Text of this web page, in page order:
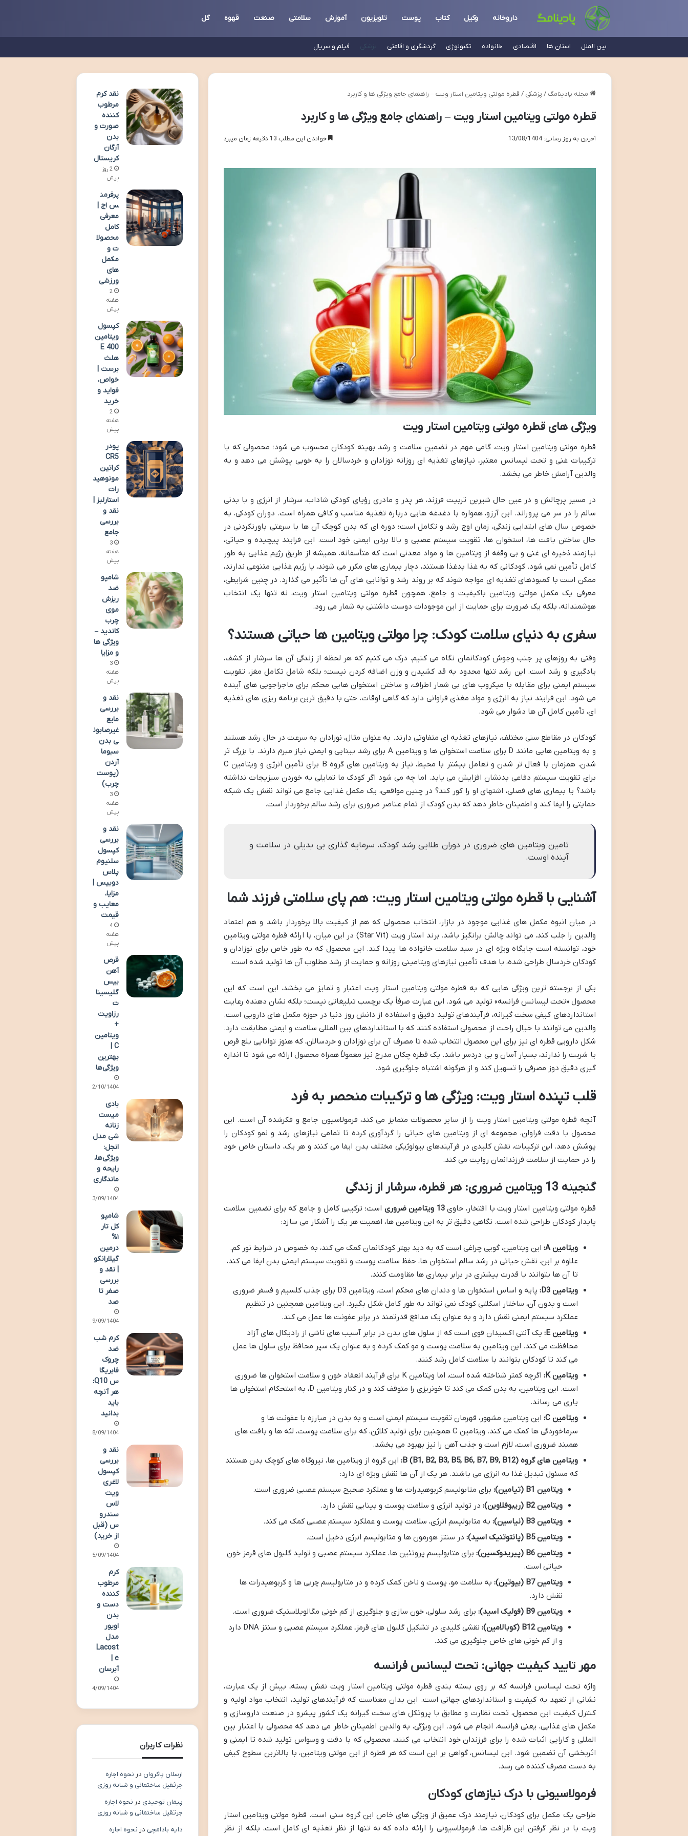
داروخانه وکیل کتاب پوست تلویزیون آموزش سلامتی صنعت قهوه گل
بین الملل استان ها اقتصادی خانواده تکنولوژی گردشگری و اقامتی پزشکی فیلم و سریال
مجله پادینامگ / پزشکی / قطره مولتی ویتامین استار ویت – راهنمای جامع ویژگی ها و کاربرد
قطره مولتی ویتامین استار ویت – راهنمای جامع ویژگی ها و کاربرد
آخرین به روز رسانی: 13/08/1404 خواندن این مطلب 13 دقیقه زمان میبرد
ویژگی های قطره مولتی ویتامین استار ویت
قطره مولتی ویتامین استار ویت، گامی مهم در تضمین سلامت و رشد بهینه کودکان محسوب می شود؛ محصولی که با
ترکیبات غنی و تحت لیسانس معتبر، نیازهای تغذیه ای روزانه نوزادان و خردسالان را به خوبی پوشش می دهد و به
والدین آرامش خاطر می بخشد.
در مسیر پرچالش و در عین حال شیرین تربیت فرزند، هر پدر و مادری رؤیای کودکی شاداب، سرشار از انرژی و با بدنی
سالم را در سر می پروراند. این آرزو، همواره با دغدغه هایی درباره تغذیه مناسب و کافی همراه است. دوران کودکی، به
خصوص سال های ابتدایی زندگی، زمان اوج رشد و تکامل است؛ دوره ای که بدن کوچک آن ها با سرعتی باورنکردنی در
حال ساختن بافت ها، استخوان ها، تقویت سیستم عصبی و بالا بردن ایمنی خود است. این فرایند پیچیده و حیاتی،
نیازمند ذخیره ای غنی و بی وقفه از ویتامین ها و مواد معدنی است که متأسفانه، همیشه از طریق رژیم غذایی به طور
کامل تأمین نمی شود. کودکانی که به غذا بدغذا هستند، دچار بیماری های مکرر می شوند، یا رژیم غذایی متنوعی ندارند،
ممکن است با کمبودهای تغذیه ای مواجه شوند که بر روند رشد و توانایی های آن ها تأثیر می گذارد. در چنین شرایطی،
معرفی یک مکمل مولتی ویتامین باکیفیت و جامع، همچون قطره مولتی ویتامین استار ویت، نه تنها یک انتخاب
هوشمندانه، بلکه یک ضرورت برای حمایت از این موجودات دوست داشتنی به شمار می رود.
سفری به دنیای سلامت کودک: چرا مولتی ویتامین ها حیاتی هستند؟
وقتی به روزهای پر جنب وجوش کودکانمان نگاه می کنیم، درک می کنیم که هر لحظه از زندگی آن ها سرشار از کشف،
یادگیری و رشد است. این رشد تنها محدود به قد کشیدن و وزن اضافه کردن نیست؛ بلکه شامل تکامل مغز، تقویت
سیستم ایمنی برای مقابله با میکروب های بی شمار اطراف، و ساختن استخوان هایی محکم برای ماجراجویی های آینده
می شود. این فرایند نیاز به انرژی و مواد مغذی فراوانی دارد که گاهی اوقات، حتی با دقیق ترین برنامه ریزی های تغذیه
ای، تأمین کامل آن ها دشوار می شود.
کودکان در مقاطع سنی مختلف، نیازهای تغذیه ای متفاوتی دارند. به عنوان مثال، نوزادان به سرعت در حال رشد هستند
و به ویتامین هایی مانند D برای سلامت استخوان ها و ویتامین A برای رشد بینایی و ایمنی نیاز مبرم دارند. با بزرگ تر
شدن، همزمان با فعال تر شدن و تعامل بیشتر با محیط، نیاز به ویتامین های گروه B برای تأمین انرژی و ویتامین C
برای تقویت سیستم دفاعی بدنشان افزایش می یابد. اما چه می شود اگر کودک ما تمایلی به خوردن سبزیجات نداشته
باشد؟ یا بیماری های فصلی، اشتهای او را کور کند؟ در چنین مواقعی، یک مکمل غذایی جامع می تواند نقش یک شبکه
حمایتی را ایفا کند و اطمینان خاطر دهد که بدن کودک از تمام عناصر ضروری برای رشد سالم برخوردار است.
تامین ویتامین های ضروری در دوران طلایی رشد کودک، سرمایه گذاری بی بدیلی در سلامت و
آینده اوست.
آشنایی با قطره مولتی ویتامین استار ویت: هم پای سلامتی فرزند شما
در میان انبوه مکمل های غذایی موجود در بازار، انتخاب محصولی که هم از کیفیت بالا برخوردار باشد و هم اعتماد
والدین را جلب کند، می تواند چالش برانگیز باشد. برند استار ویت (Star Vit) در این میان، با ارائه قطره مولتی ویتامین
خود، توانسته است جایگاه ویژه ای در سبد سلامت خانواده ها پیدا کند. این محصول که به طور خاص برای نوزادان و
کودکان خردسال طراحی شده، با هدف تأمین نیازهای ویتامینی روزانه و حمایت از رشد مطلوب آن ها تولید شده است.
یکی از برجسته ترین ویژگی هایی که به قطره مولتی ویتامین استار ویت اعتبار و تمایز می بخشد، این است که این
محصول «تحت لیسانس فرانسه» تولید می شود. این عبارت صرفاً یک برچسب تبلیغاتی نیست؛ بلکه نشان دهنده رعایت
استانداردهای کیفی سخت گیرانه، فرآیندهای تولید دقیق و استفاده از دانش روز دنیا در حوزه مکمل های دارویی است.
والدین می توانند با خیال راحت از محصولی استفاده کنند که با استانداردهای بین المللی سلامت و ایمنی مطابقت دارد.
شکل دارویی قطره ای نیز برای این محصول انتخاب شده تا مصرف آن برای نوزادان و خردسالان، که هنوز توانایی بلع قرص
یا شربت را ندارند، بسیار آسان و بی دردسر باشد. یک قطره چکان مدرج نیز معمولاً همراه محصول ارائه می شود تا اندازه
گیری دقیق دوز مصرفی را تسهیل کند و از هرگونه اشتباه جلوگیری شود.
قلب تپنده استار ویت: ویژگی ها و ترکیبات منحصر به فرد
آنچه قطره مولتی ویتامین استار ویت را از سایر محصولات متمایز می کند، فرمولاسیون جامع و فکرشده آن است. این
محصول با دقت فراوان، مجموعه ای از ویتامین های حیاتی را گردآوری کرده تا تمامی نیازهای رشد و نمو کودکان را
پوشش دهد. این ترکیبات، نقش کلیدی در فرآیندهای بیولوژیکی مختلف بدن ایفا می کنند و هر یک، داستان خاص خود
را در حمایت از سلامت فرزندانمان روایت می کند.
گنجینه 13 ویتامین ضروری: هر قطره، سرشار از زندگی
قطره مولتی ویتامین استار ویت با افتخار، حاوی13 ویتامین ضروری
است؛ ترکیبی کامل و جامع که برای تضمین سلامت
پایدار کودکان طراحی شده است. نگاهی دقیق تر به این ویتامین ها، اهمیت هر یک را آشکار می سازد:
ویتامین A:
این ویتامین، گویی چراغی است که به دید بهتر کودکانمان کمک می کند، به خصوص در شرایط نور کم.
علاوه بر این، نقش حیاتی در رشد سالم استخوان ها، حفظ سلامت پوست و تقویت سیستم ایمنی بدن ایفا می کند،
تا آن ها بتوانند با قدرت بیشتری در برابر بیماری ها مقاومت کنند.
ویتامین D3:
پایه و اساس استخوان ها و دندان های محکم است. ویتامین D3 برای جذب کلسیم و فسفر ضروری
است و بدون آن، ساختار اسکلتی کودک نمی تواند به طور کامل شکل بگیرد. این ویتامین همچنین در تنظیم
عملکرد سیستم ایمنی نقش دارد و به عنوان یک مدافع قدرتمند در برابر عفونت ها عمل می کند.
ویتامین E:
یک آنتی اکسیدان قوی است که از سلول های بدن در برابر آسیب های ناشی از رادیکال های آزاد
محافظت می کند. این ویتامین به سلامت پوست و مو کمک کرده و به عنوان یک سپر محافظ برای سلول ها عمل
می کند تا کودکان بتوانند با سلامت کامل رشد کنند.
ویتامین K:
اگرچه کمتر شناخته شده است، اما ویتامین K برای فرآیند انعقاد خون و سلامت استخوان ها ضروری
است. این ویتامین، به بدن کمک می کند تا خونریزی را متوقف کند و در کنار ویتامین D، به استحکام استخوان ها
یاری می رساند.
ویتامین C:
این ویتامین مشهور، قهرمان تقویت سیستم ایمنی است و به بدن در مبارزه با عفونت ها و
سرماخوردگی ها کمک می کند. ویتامین C همچنین برای تولید کلاژن، که برای سلامت پوست، لثه ها و بافت های
همبند ضروری است، لازم است و جذب آهن را نیز بهبود می بخشد.
ویتامین های گروه B (B1, B2, B3, B5, B6, B7, B9, B12):
این گروه از ویتامین ها، نیروگاه های کوچک بدن هستند
که مسئول تبدیل غذا به انرژی می باشند. هر یک از آن ها نقش ویژه ای دارد:
ویتامین B1 (تیامین):
برای متابولیسم کربوهیدرات ها و عملکرد صحیح سیستم عصبی ضروری است.
ویتامین B2 (ریبوفلاوین):
در تولید انرژی و سلامت پوست و بینایی نقش دارد.
ویتامین B3 (نیاسین):
به متابولیسم انرژی، سلامت پوست و عملکرد سیستم عصبی کمک می کند.
ویتامین B5 (پانتوتنیک اسید):
در سنتز هورمون ها و متابولیسم انرژی دخیل است.
ویتامین B6 (پیریدوکسین):
برای متابولیسم پروتئین ها، عملکرد سیستم عصبی و تولید گلبول های قرمز خون
حیاتی است.
ویتامین B7 (بیوتین):
به سلامت مو، پوست و ناخن کمک کرده و در متابولیسم چربی ها و کربوهیدرات ها
نقش دارد.
ویتامین B9 (فولیک اسید):
برای رشد سلولی، خون سازی و جلوگیری از کم خونی مگالوبلاستیک ضروری است.
ویتامین B12 (کوبالامین):
نقشی کلیدی در تشکیل گلبول های قرمز، عملکرد سیستم عصبی و سنتز DNA دارد
و از کم خونی های خاص جلوگیری می کند.
مهر تایید کیفیت جهانی: تحت لیسانس فرانسه
واژه تحت لیسانس فرانسه که بر روی بسته بندی قطره مولتی ویتامین استار ویت نقش بسته، بیش از یک عبارت،
نشانی از تعهد به کیفیت و استانداردهای جهانی است. این بدان معناست که فرآیندهای تولید، انتخاب مواد اولیه و
کنترل کیفیت این محصول، تحت نظارت و مطابق با پروتکل های سخت گیرانه یک کشور پیشرو در صنعت داروسازی و
مکمل های غذایی، یعنی فرانسه، انجام می شود. این ویژگی، به والدین اطمینان خاطر می دهد که محصولی با اعتبار بین
المللی و کارایی اثبات شده را برای فرزندان خود انتخاب می کنند، محصولی که با دقت و وسواس تولید شده تا ایمنی و
اثربخشی آن تضمین شود. این لیسانس، گواهی بر این است که هر قطره از این مولتی ویتامین، با بالاترین سطوح کیفی
به دست مصرف کننده می رسد.
فرمولاسیونی با درک نیازهای کودکان
طراحی یک مکمل برای کودکان، نیازمند درک عمیق از ویژگی های خاص این گروه سنی است. قطره مولتی ویتامین استار
ویت با در نظر گرفتن این ظرافت ها، فرمولاسیونی را ارائه داده که نه تنها از نظر تغذیه ای کامل است، بلکه از نظر
نقد کرم
مرطوب
کننده
صورت و
بدن
آرگان
کریستال
2 روز
پیش
پرفرمن
س اج |
معرفی
کامل
محصولا
ت و
مکمل
های
ورزشی
2
هفته
پیش
کپسول
ویتامین
E 400
هلث
برست |
خواص،
فواید و
خرید
2
هفته
پیش
پودر
CR5
کراتین
مونوهید
رات
استارلبز |
نقد و
بررسی
جامع
3
هفته
پیش
شامپو
ضد
ریزش
موی
چرب
کاندید –
ویژگی ها
و مزایا
3
هفته
پیش
نقد و
بررسی
مایع
غیرصابون
ی بدن
سبوما
آردن
(پوست
چرب)
3
هفته
پیش
نقد و
بررسی
کپسول
سلنیوم
پلاس
دوبیس |
مزایا،
معایب و
قیمت
4
هفته
پیش
قرص
آهن
بیس
گلیسینا
ت
رزاویت
+
ویتامین
C |
بهترین
ویژگی‌ها
02/10/1404
بادی
میست
زنانه
شی مدل
انجل:
ویژگی‌ها،
رایحه و
ماندگاری
23/09/1404
شامپو
کل تار
۱%
درمین
گیلارانکو
| نقد و
بررسی
صفر تا
صد
19/09/1404
کرم شب
ضد
چروک
فابریگا
س Q10:
هر آنچه
باید
بدانید
18/09/1404
نقد و
بررسی
کپسول
لاغری
ویت
لاس
سندرو
س (قبل
از خرید)
15/09/1404
کرم
مرطوب
کننده
دست و
بدن
اویور
مدل
Lacost
e |
آبرسان
14/09/1404
نظرات کاربران
ارسلان پاکروان در نحوه اجاره
جرثقیل ساختمانی و شبانه روزی
پیمان توحیدی در نحوه اجاره
جرثقیل ساختمانی و شبانه روزی
دایه بادامچی در نحوه اجاره